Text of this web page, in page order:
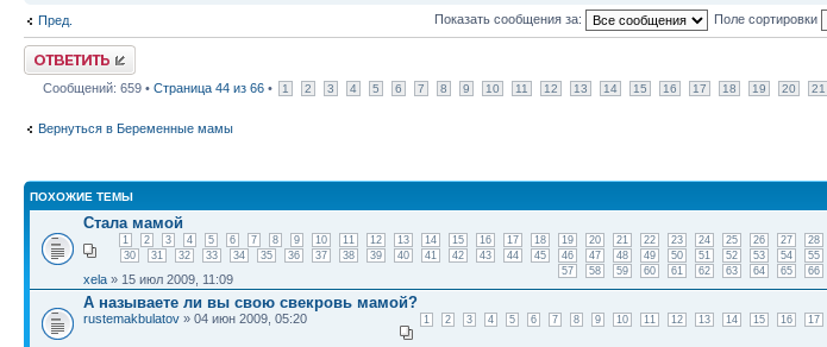
Пред. Показать сообщения за: Поле сортировки
Ответить
Сообщений: 659 • Страница 44 из 66 • 1 2 3 4 5 6 7 8 9 10 11 12 13 14 15 16 17 18 19 20 21
Вернуться в Беременные мамы
ПОХОЖИЕ ТЕМЫ
Стала мамой
1 2 3 4 5 6 7 8 9 10 11 12 13 14 15 16 17 18 19 20 21 22 23 24 25 26 27 28
30
31 32 33 34 35 36 37 38 39 40 41 42 43 44 45 46 47 48 49 50 51 52 53 54 55
57
58 59 60 61 62 63 64 65 66
xela » 15 июл 2009, 11:09
А называете ли вы свою свекровь мамой?
1 2 3 4 5 6 7 8 9 10 11 12 13 14 15 16 17
rustemakbulatov » 04 июн 2009, 05:20